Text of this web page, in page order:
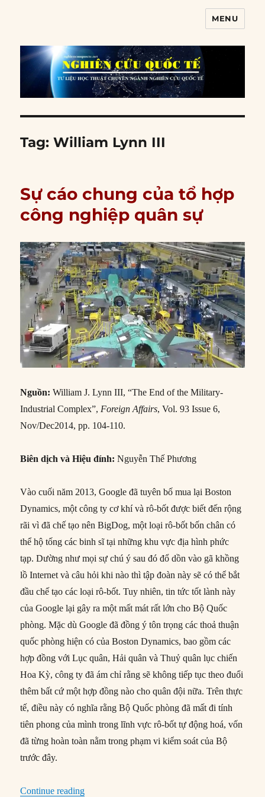
MENU
Tag:William Lynn III
Sự cáo chung của tổ hợp
công nghiệp quân sự
Nguồn: William J. Lynn III, “The End of the Military-
Industrial Complex”, Foreign Affairs, Vol. 93 Issue 6,
Nov/Dec2014, pp. 104-110.
Biên dịch và Hiệu đính: Nguyễn Thế Phương
Vào cuối năm 2013, Google đã tuyên bố mua lại Boston
Dynamics, một công ty cơ khí và rô-bốt được biết đến rộng
rãi vì đã chế tạo nên BigDog, một loại rô-bốt bốn chân có
thể hộ tống các binh sĩ tại những khu vực địa hình phức
tạp. Dường như mọi sự chú ý sau đó đổ dồn vào gã khồng
lồ Internet và câu hỏi khi nào thì tập đoàn này sẽ có thể bắt
đầu chế tạo các loại rô-bốt. Tuy nhiên, tin tức tốt lành này
của Google lại gây ra một mất mát rất lớn cho Bộ Quốc
phòng. Mặc dù Google đã đồng ý tôn trọng các thoả thuận
quốc phòng hiện có của Boston Dynamics, bao gồm các
hợp đồng với Lục quân, Hải quân và Thuỷ quân lục chiến
Hoa Kỳ, công ty đã ám chỉ rằng sẽ không tiếp tục theo đuổi
thêm bất cứ một hợp đồng nào cho quân đội nữa. Trên thực
tế, điều này có nghĩa rằng Bộ Quốc phòng đã mất đi tính
tiên phong của mình trong lĩnh vực rô-bốt tự động hoá, vốn
đã từng hoàn toàn nằm trong phạm vi kiểm soát của Bộ
trước đây.
Continue reading“Sự cáo chung của tổ hợp công nghiệp quân